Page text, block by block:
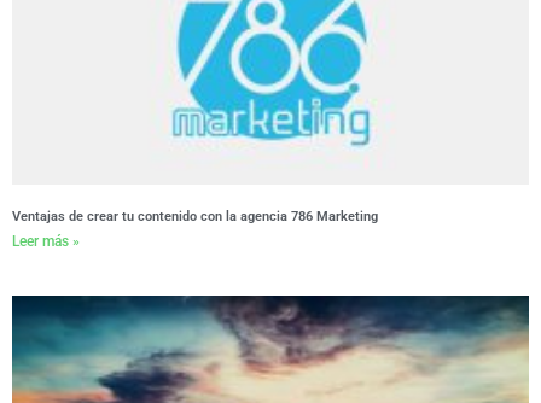
Ventajas de crear tu contenido con la agencia 786 Marketing
Leer más »